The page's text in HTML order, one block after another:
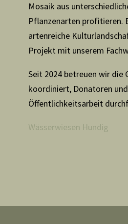
Mosaik aus
Pflanzenarten profitieren.
artenreiche
Projekt mit unserem
Seit 2024 betreuen wir die
koordiniert, Donatoren
Öffentlichkeitsarbeit
Wässerwiesen Hundig